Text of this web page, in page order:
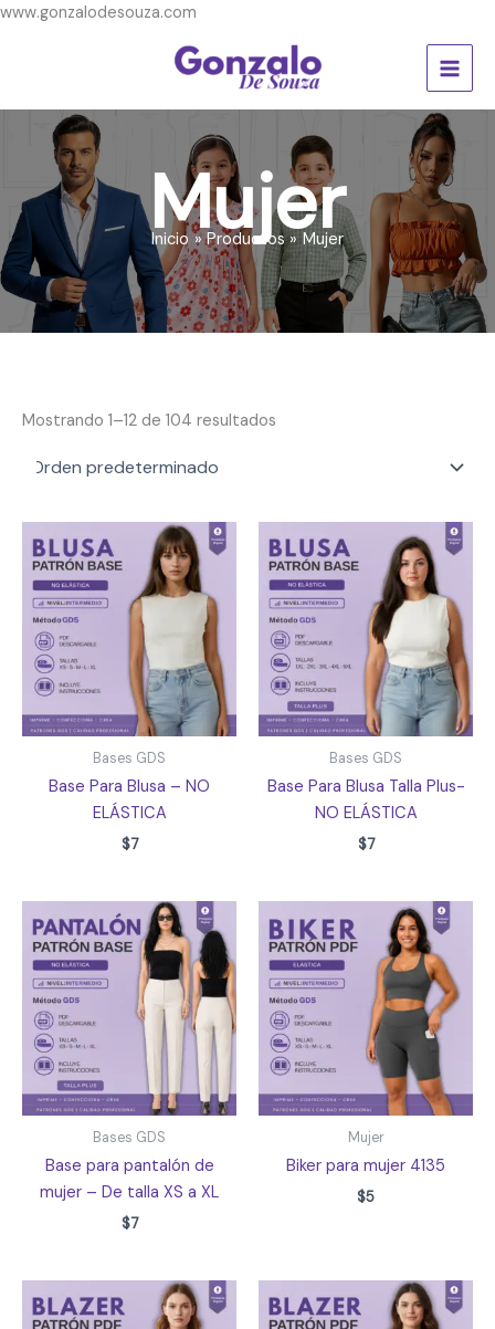
www.gonzalodesouza.com
contenido
Mujer
Inicio Productos Mujer
Mostrando 1–12 de 104 resultados
Bases GDS
Base Para Blusa – NO
ELÁSTICA
$7
Bases GDS
Base Para Blusa Talla Plus-
NO ELÁSTICA
$7
Bases GDS
Base para pantalón de
mujer – De talla XS a XL
$7
Mujer
Biker para mujer 4135
$5